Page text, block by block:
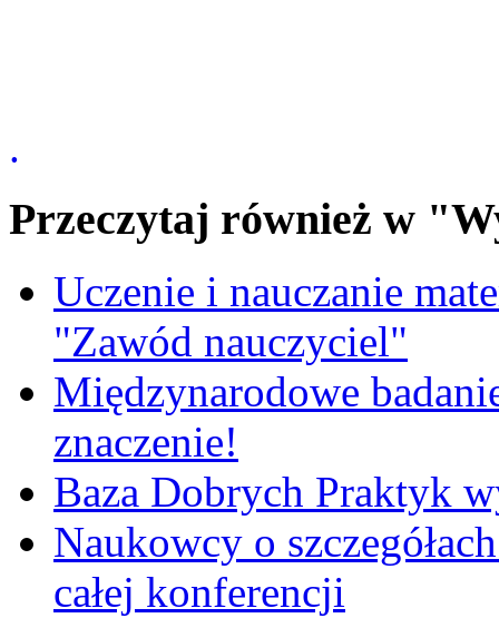
.
Przeczytaj również w
Uczenie i nauczanie
"Zawód nauczyciel"
Międzynarodowe
znaczenie!
Baza Dobrych Praktyk
Naukowcy o
całej konferencji